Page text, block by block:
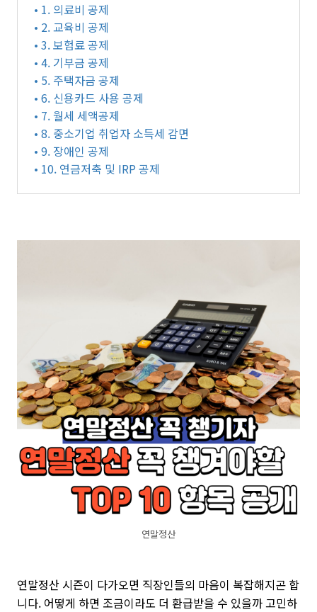
• 1. 의료비 공제
• 2. 교육비 공제
• 3. 보험료 공제
• 4. 기부금 공제
• 5. 주택자금 공제
• 6. 신용카드 사용 공제
• 7. 월세 세액공제
• 8. 중소기업 취업자 소득세 감면
• 9. 장애인 공제
• 10. 연금저축 및 IRP 공제
연말정산
연말정산 시즌이 다가오면 직장인들의 마음이 복잡해지곤 합
니다. 어떻게 하면 조금이라도 더 환급받을 수 있을까 고민하